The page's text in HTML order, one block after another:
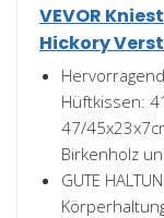
VEVOR
Hickory
Hüftkissen:
47/
Birkenholz
GUTE